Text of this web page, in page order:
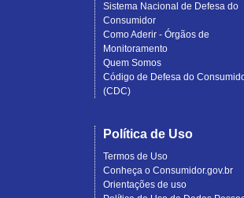
Sistema Nacional de Defesa do
Consumidor
Como Aderir - Órgãos de
Monitoramento
Quem Somos
Código de Defesa do
(CDC)
Política de Uso
Termos de Uso
Conheça o Consumidor.gov.br
Orientações de uso